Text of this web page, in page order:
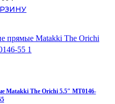
Matakki The Orichi 5.5″ MT0146-